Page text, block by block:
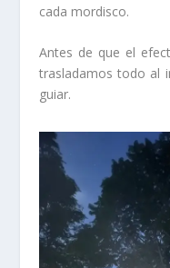
cada mordisco.
Antes de que el
trasladamos todo al
guiar.